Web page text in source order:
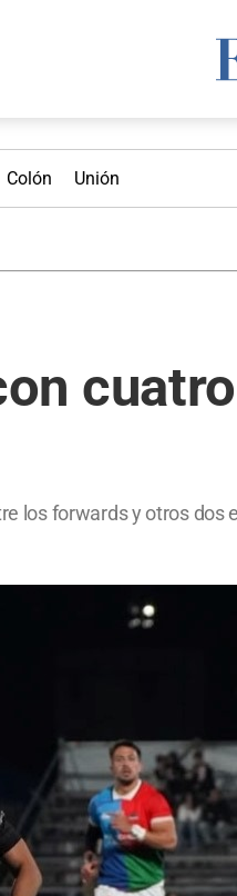
Colón Unión
los forwards y otros dos